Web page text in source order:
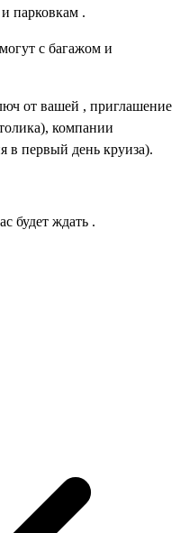
парковкам .
с багажом и
от вашей , приглашение
компании
в первый день круиза).
будет ждать .